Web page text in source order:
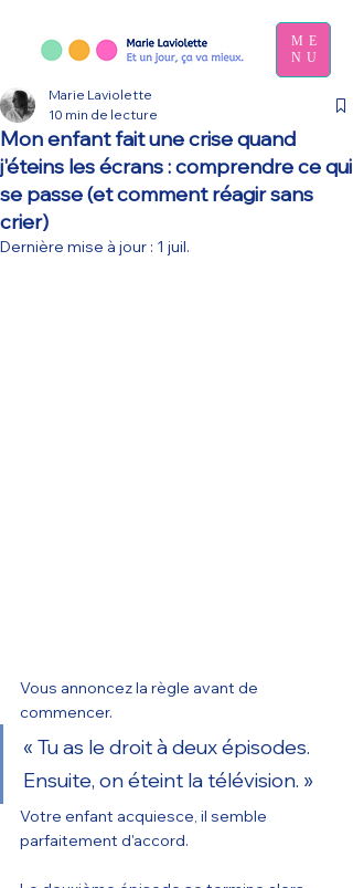
ME
NU
Mon enfant fait une crise quand
j'éteins les écrans : comprendre ce qui
se passe (et comment réagir sans
crier)
Marie Laviolette
10 min de lecture
Dernière mise à jour : 1 juil.
Vous annoncez la règle avant de
commencer.
« Tu as le droit à deux épisodes.
Ensuite, on éteint la télévision. »
Votre enfant acquiesce, il semble
parfaitement d'accord.